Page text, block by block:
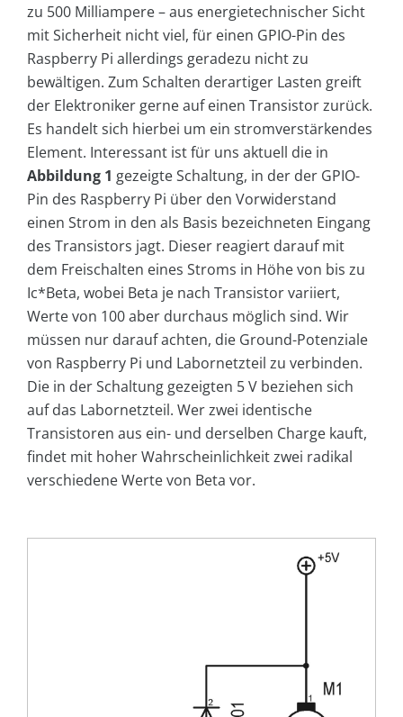
zu 500 Milliampere – aus energietechnischer Sicht
mit Sicherheit nicht viel, für einen GPIO-Pin des
Raspberry Pi allerdings geradezu nicht zu
bewältigen. Zum Schalten derartiger Lasten greift
der Elektroniker gerne auf einen Transistor zurück.
Es handelt sich hierbei um ein stromverstärkendes
Element. Interessant ist für uns aktuell die in
Abbildung 1 gezeigte Schaltung, in der der GPIO-
Pin des Raspberry Pi über den Vorwiderstand
einen Strom in den als Basis bezeichneten Eingang
des Transistors jagt. Dieser reagiert darauf mit
dem Freischalten eines Stroms in Höhe von bis zu
Ic*Beta, wobei Beta je nach Transistor variiert,
Werte von 100 aber durchaus möglich sind. Wir
müssen nur darauf achten, die Ground-Potenziale
von Raspberry Pi und Labornetzteil zu verbinden.
Die in der Schaltung gezeigten 5 V beziehen sich
auf das Labornetzteil. Wer zwei identische
Transistoren aus ein- und derselben Charge kauft,
findet mit hoher Wahrscheinlichkeit zwei radikal
verschiedene Werte von Beta vor.